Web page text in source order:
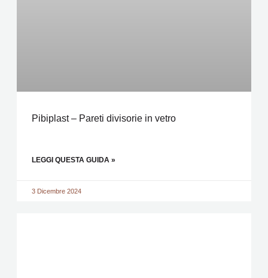
Pibiplast – Pareti divisorie in vetro
LEGGI QUESTA GUIDA »
3 Dicembre 2024